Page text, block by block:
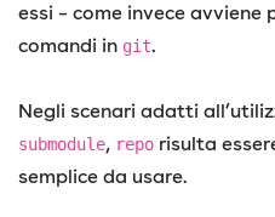
essi – come invece avviene
comandi in git.
Negli scenari adatti
submodule, repo risulta
semplice da usare.